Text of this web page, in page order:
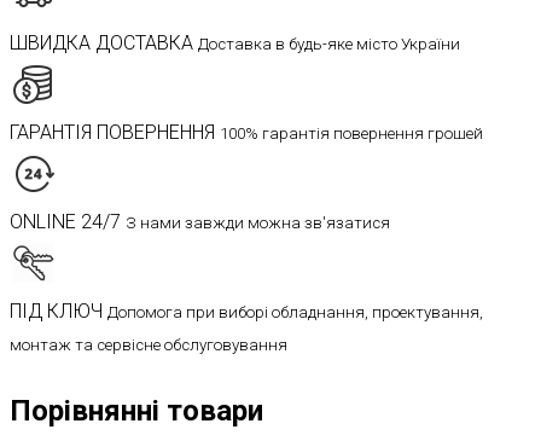
ШВИДКА ДОСТАВКА Доставка в будь-яке місто України
ГАРАНТІЯ ПОВЕРНЕННЯ 100% гарантія повернення грошей
ONLINE 24/7 З нами завжди можна зв'язатися
ПІД КЛЮЧ Допомога при виборі обладнання, проектування,
монтаж та сервісне обслуговування
Порівнянні товари